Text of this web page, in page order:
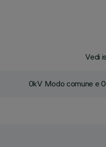
Vedi
0kV Modo comune e